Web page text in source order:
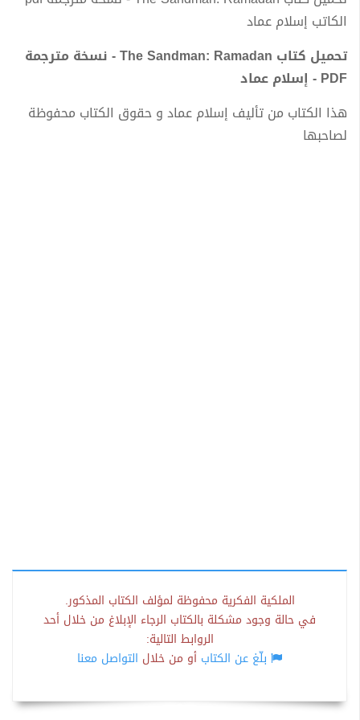
الكاتب إسلام عماد
تحميل كتاب The Sandman: Ramadan - نسخة مترجمة
PDF - إسلام عماد
هذا الكتاب من تأليف إسلام عماد و حقوق الكتاب محفوظة
لصاحبها
الملكية الفكرية محفوظة لمؤلف الكتاب المذكور.
في حالة وجود مشكلة بالكتاب الرجاء الإبلاغ من خلال أحد
الروابط التالية:
بلّغ عن الكتاب أو من خلال التواصل معنا